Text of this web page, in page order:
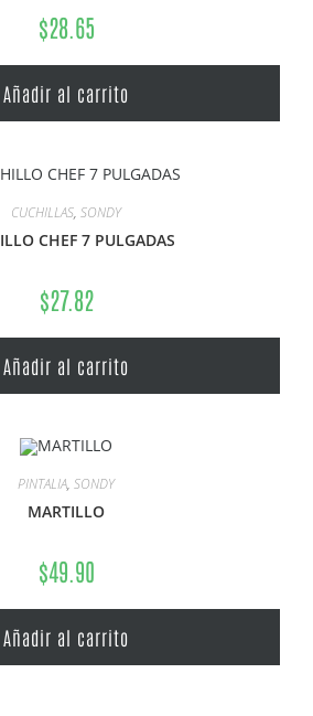
$28.65
Añadir al carrito
CUCHILLAS, SONDY
CHEF 7 PULGADAS
$27.82
Añadir al carrito
PINTALIA, SONDY
MARTILLO
$49.90
Añadir al carrito